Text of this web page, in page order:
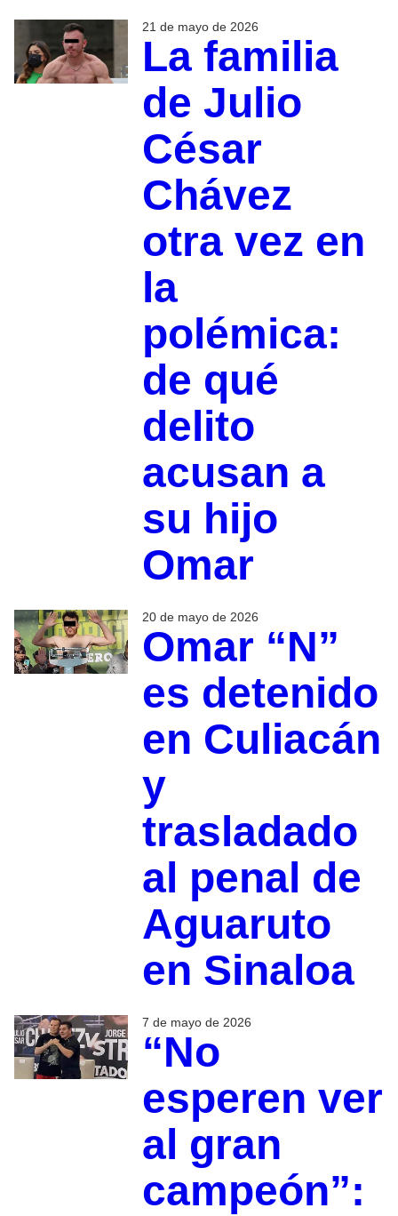
21 de mayo de 2026
La familia
de Julio
César
Chávez
otra vez en
la
polémica:
de qué
delito
acusan a
su hijo
Omar
20 de mayo de 2026
Omar “N”
es detenido
en Culiacán
y
trasladado
al penal de
Aguaruto
en Sinaloa
7 de mayo de 2026
“No
esperen ver
al gran
campeón”: